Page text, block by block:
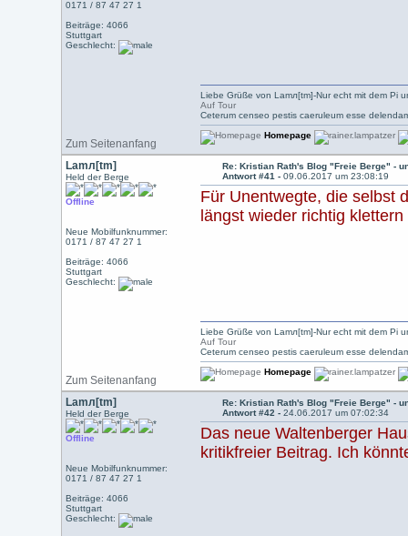
0171 / 87 47 27 1
Beiträge: 4066
Stuttgart
Geschlecht:
Zum Seitenanfang
Liebe Grüße von Lamл[tm]-Nur echt mit dem Pi
Auf Tour
Ceterum censeo pestis caeruleum esse
Homepage
Lamл[tm]
Held der Berge
Offline
Neue Mobilfunknummer:
0171 / 87 47 27 1
Beiträge: 4066
Stuttgart
Geschlecht:
Re: Kristian Rath's Blog "Freie Berge" -
Antwort #41 -09.06.2017 um 23:08:19
Für Unentwegte, die selbst
längst wieder richtig
Zum Seitenanfang
Liebe Grüße von Lamл[tm]-Nur echt mit dem Pi
Auf Tour
Ceterum censeo pestis caeruleum esse
Homepage
Lamл[tm]
Held der Berge
Offline
Neue Mobilfunknummer:
0171 / 87 47 27 1
Beiträge: 4066
Stuttgart
Geschlecht:
Re: Kristian Rath's Blog "Freie Berge" -
Antwort #42 -24.06.2017 um 07:02:34
Das neue Waltenberger
kritikfreier Beitrag. Ich